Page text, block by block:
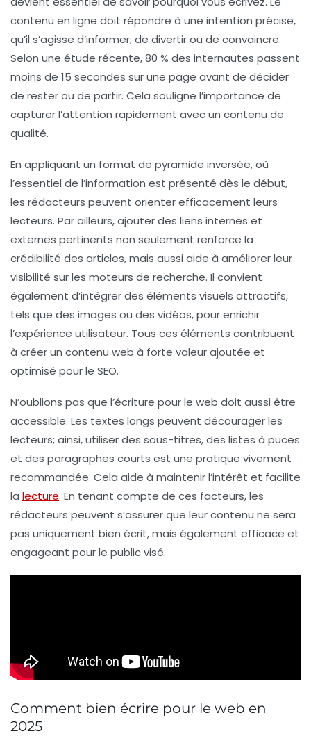
contenu en ligne doit répondre à une intention précise,
qu’il s’agisse d’informer, de divertir ou de convaincre.
Selon une étude récente,80 % des internautes passent
moins de 15 secondes sur une page avant de décider
de rester ou de partir. Cela souligne l’importance de
capturer l’attention rapidement avec un contenu de
qualité.
En appliquant un format de pyramide inversée, où
l’essentiel de l’information est présenté dès le début,
les rédacteurs peuvent orienter efficacement leurs
lecteurs. Par ailleurs, ajouter des liens internes et
externes pertinents non seulement renforce la
crédibilité des articles, mais aussi aide à améliorer leur
visibilité sur les moteurs de recherche. Il convient
également d’intégrer des éléments visuels attractifs,
tels que des images ou des vidéos, pour enrichir
l’expérience utilisateur. Tous ces éléments contribuent
à créer un contenu web à forte valeur ajoutée et
optimisé pour le SEO.
N’oublions pas que l’écriture pour le web doit aussi être
accessible. Les textes longs peuvent décourager les
lecteurs; ainsi, utiliser des sous-titres, des listes à puces
et des paragraphes courts est une pratique vivement
recommandée. Cela aide à maintenir l’intérêt et facilite
la lecture. En tenant compte de ces facteurs, les
rédacteurs peuvent s’assurer que leur contenu ne sera
pas uniquement bien écrit, mais également efficace et
engageant pour le public visé.
Comment bien écrire pour le web en
2025